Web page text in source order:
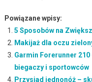
Powiązane wpisy:
5 Sposobów na
Makijaż dla oczu
Garmin Forerunner
biegaczy i sportowców
Przysiad jednonóż –